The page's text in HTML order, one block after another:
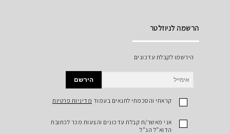
הרשמה לניוזלטר
הירשמו לקבלת עדכונים
הירשם
קראתי והסכמתי לתנאים בעמוד מדיניות פרטיות
אני מאשר/ת קבלת עדכונים והצעות מכר לכתובת
הדוא"ל הנ"ל